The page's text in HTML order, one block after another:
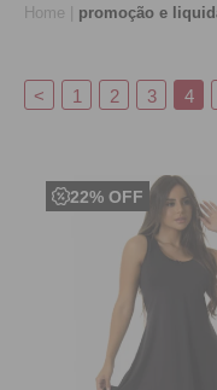
Home promoção e
< 1 2 3 4
22% OFF